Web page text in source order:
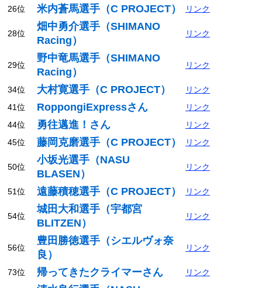
26位
米内蒼馬選手（C PROJECT） リンク
28位
畑中勇介選手（SHIMANO
Racing）
リンク
29位
野中竜馬選手（SHIMANO
Racing）
リンク
34位 大村寛選手（C PROJECT）
リンク
41位
RoppongiExpressさん
リンク
44位
勇往邁進！さん
リンク
45位
藤岡克磨選手（C PROJECT） リンク
50位
小坂光選手（NASU
BLASEN）
リンク
51位 遠藤積穂選手（C PROJECT） リンク
54位
城田大和選手（宇都宮
BLITZEN）
リンク
56位
豊田勝徳選手（シエルヴォ奈
良）
リンク
73位 帰ってきたクライマーさん リンク